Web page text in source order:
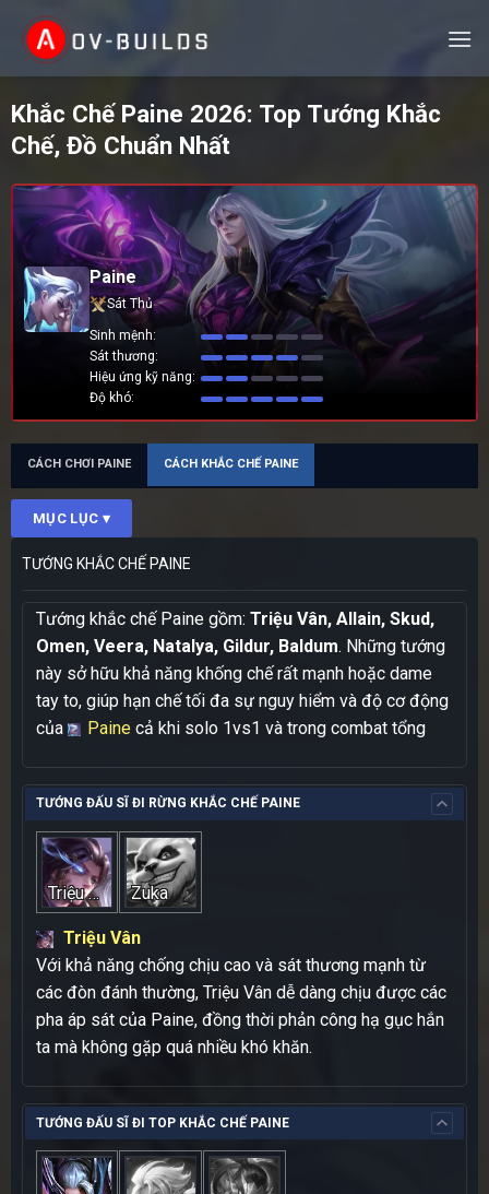
content
Khắc Chế Paine 2026: Top Tướng Khắc
Chế, Đồ Chuẩn Nhất
Paine
Sát Thủ
Sinh mệnh
Sát thương
Hiệu ứng kỹ năng
Độ khó
CÁCH CHƠI PAINE CÁCH KHẮC CHẾ PAINE
MỤC LỤC ▾
TƯỚNG KHẮC CHẾ PAINE
Tướng khắc chế Paine gồm: Triệu Vân, Allain, Skud,
Omen, Veera, Natalya, Gildur, Baldum. Những tướng
này sở hữu khả năng khống chế rất mạnh hoặc dame
tay to, giúp hạn chế tối đa sự nguy hiểm và độ cơ động
của
Painecả khi solo 1vs1 và trong combat tổng
TƯỚNG ĐẤU SĨ ĐI RỪNG KHẮC CHẾ PAINE
Triệu Vân Zuka
Triệu Vân
Với khả năng chống chịu cao và sát thương mạnh từ
các đòn đánh thường, Triệu Vân dễ dàng chịu được các
pha áp sát của Paine, đồng thời phản công hạ gục hắn
ta mà không gặp quá nhiều khó khăn.
TƯỚNG ĐẤU SĨ ĐI TOP KHẮC CHẾ PAINE